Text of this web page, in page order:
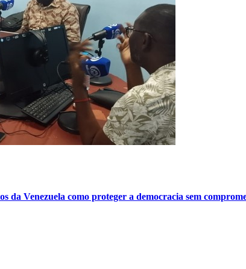
da Venezuela como proteger a democracia sem